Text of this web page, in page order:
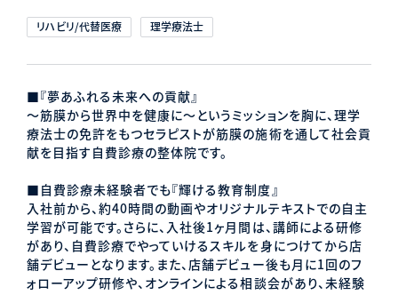
リハビリ/代替医療 理学療法士
■『夢あふれる未来への貢献』
〜筋膜から世界中を健康に〜というミッションを胸に、理学
療法士の免許をもつセラピストが筋膜の施術を通して社会貢
献を目指す自費診療の整体院です。
■自費診療未経験者でも『輝ける教育制度』
入社前から、約40時間の動画やオリジナルテキストでの自主
学習が可能です。さらに、入社後1ヶ月間は、講師による研修
があり、自費診療でやっていけるスキルを身につけてから店
舗デビューとなります。また、店舗デビュー後も月に1回のフ
ォローアップ研修や、オンラインによる相談会があり、未経験